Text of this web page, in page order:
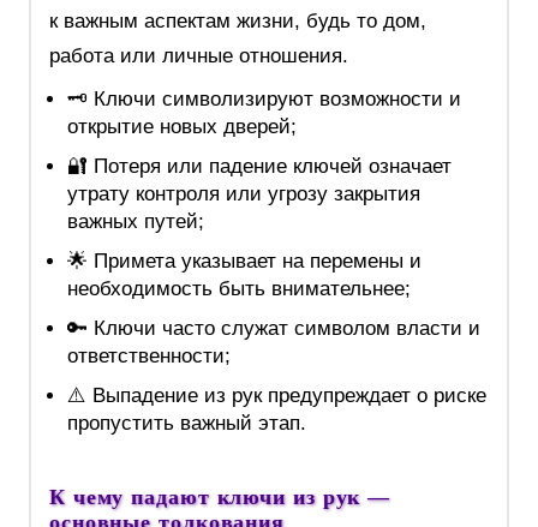
к важным аспектам жизни, будь то дом,
работа или личные отношения.
🗝️ Ключи символизируют возможности и
открытие новых дверей;
🔐 Потеря или падение ключей означает
утрату контроля или угрозу закрытия
важных путей;
🌟 Примета указывает на перемены и
необходимость быть внимательнее;
🔑 Ключи часто служат символом власти и
ответственности;
⚠️ Выпадение из рук предупреждает о риске
пропустить важный этап.
К чему падают ключи из рук —